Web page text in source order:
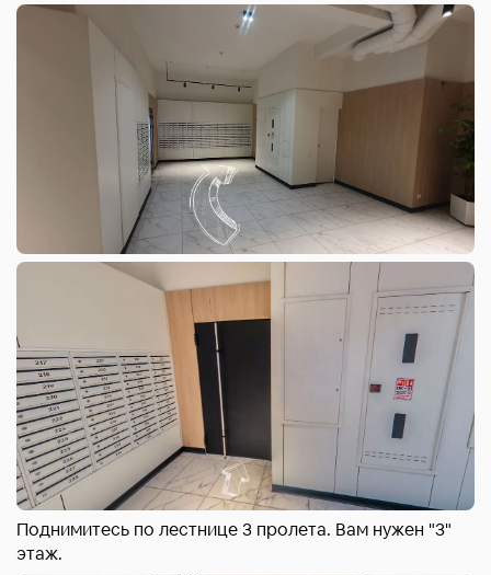
Поднимитесь по лестнице 3 пролета. Вам нужен "3"
этаж.